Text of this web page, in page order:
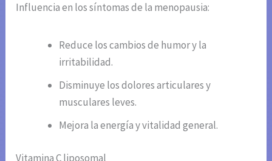
Influencia en los síntomas de la menopausia:
Reduce los cambios de humor y la
irritabilidad.
Disminuye los dolores articulares y
musculares leves.
Mejora la energía y vitalidad general.
Vitamina C liposomal